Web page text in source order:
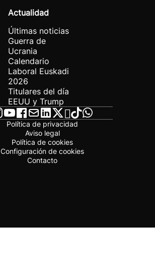
Actualidad
Últimas noticias
Guerra de
Ucrania
Calendario
Laboral Euskadi
2026
Titulares del día
EEUU y Trump
Política de privacidad
Aviso legal
Política de cookies
Configuración de cookies
Contacto